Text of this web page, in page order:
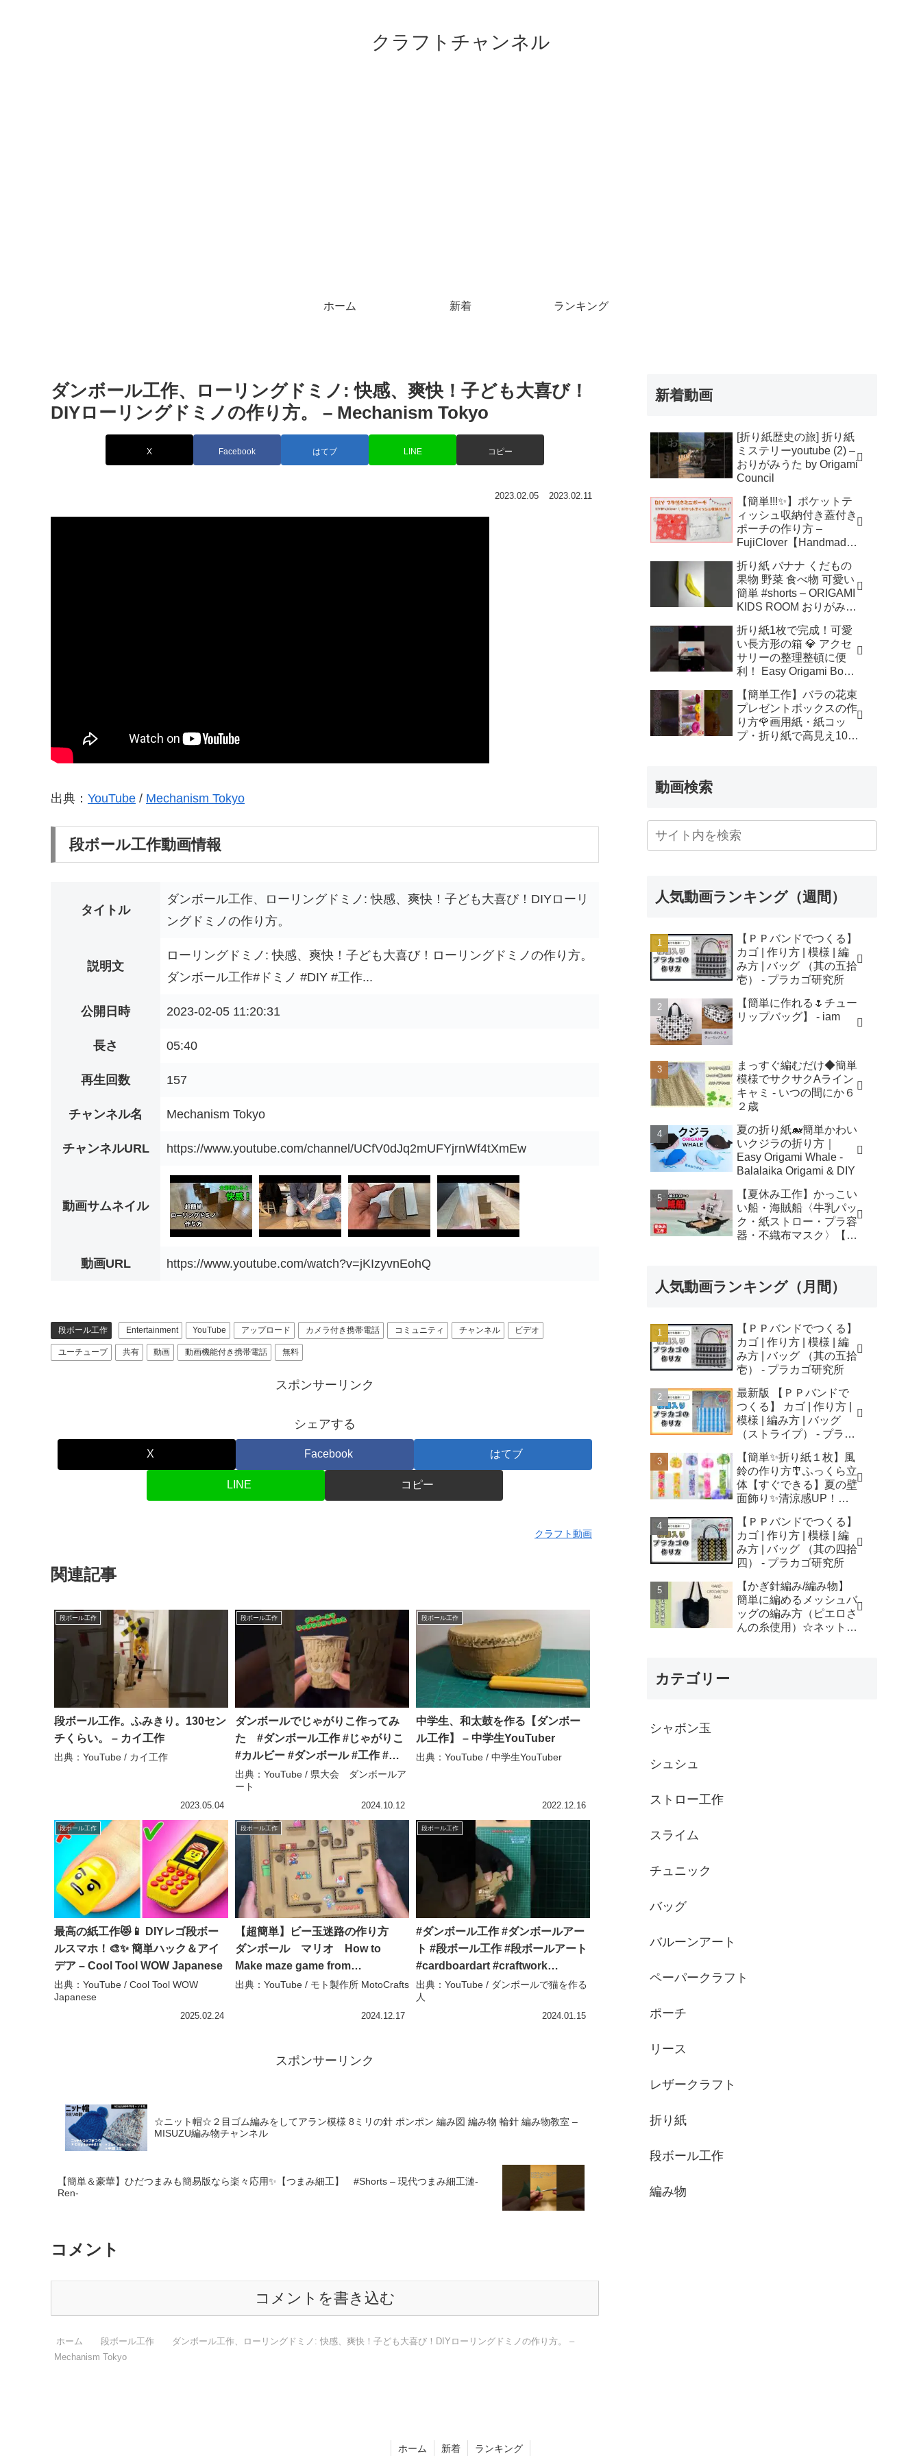
クラフトチャンネル
ホーム 新着 ランキング
ダンボール工作、ローリングドミノ: 快感、爽快！子ども大喜び！
DIYローリングドミノの作り方。 – Mechanism Tokyo
X Facebook はてブ LINE コピー
2023.02.05 2023.02.11
出典： YouTube / Mechanism Tokyo
段ボール工作動画情報
タイトル
ダンボール工作、ローリングドミノ: 快感、爽快！子ども大喜び！DIYローリ
ングドミノの作り方。
説明文
ローリングドミノ: 快感、爽快！子ども大喜び！ローリングドミノの作り方。
ダンボール工作#ドミノ #DIY #工作...
公開日時 2023-02-05 11:20:31
長さ 05:40
再生回数 157
チャンネル名 Mechanism Tokyo
チャンネルURL https://www.youtube.com/channel/UCfV0dJq2mUFYjrnWf4tXmEw
動画サムネイル
動画URL https://www.youtube.com/watch?v=jKIzyvnEohQ
段ボール工作 Entertainment YouTube アップロード カメラ付き携帯電話 コミュニティ チャンネル ビデオ
ユーチューブ 共有 動画 動画機能付き携帯電話 無料
スポンサーリンク
シェアする
X Facebook はてブ
LINE コピー
クラフト動画
関連記事
段ボール工作
段ボール工作。ふみきり。130セン
チくらい。 – カイ工作
出典：YouTube / カイ工作
2023.05.04
段ボール工作
ダンボールでじゃがりこ作ってみ
た #ダンボール工作 #じゃがりこ
#カルビー #ダンボール #工作 #段
ボール #art #shorts – 県大会 ダ
ンボールアート
出典：YouTube / 県大会 ダンボールア
ート
2024.10.12
段ボール工作
中学生、和太鼓を作る【ダンボー
ル工作】 – 中学生YouTuber
出典：YouTube / 中学生YouTuber
2022.12.16
段ボール工作
最高の紙工作😻📱 DIYレゴ段ボー
ルスマホ！🎨✨ 簡単ハック＆アイ
デア – Cool Tool WOW Japanese
出典：YouTube / Cool Tool WOW
Japanese
2025.02.24
段ボール工作
【超簡単】ビー玉迷路の作り方
ダンボール マリオ How to
Make maze game from
Cardboard – モト製作所
出典：YouTube / モト製作所 MotoCrafts
2024.12.17
段ボール工作
#ダンボール工作 #ダンボールアー
ト #段ボール工作 #段ボールアート
#cardboardart #craftwork
#cardboard #輪ゴム銃 #ブンブン
ハンドル #ブンブンジャー – ダン
出典：YouTube / ダンボールで猫を作る
人
2024.01.15
スポンサーリンク
☆ニット帽☆２目ゴム編みをしてアラン模様 8ミリの針 ポンポン 編み図 編み物 輪針 編み物教室 –
MISUZU編み物チャンネル
【簡単＆豪華】ひだつまみも簡易版なら楽々応用✨【つまみ細工】 #Shorts – 現代つまみ細工漣-
Ren-
コメント
コメントを書き込む
ホーム 段ボール工作
ダンボール工作、ローリングドミノ: 快感、爽快！子ども大喜び！DIYローリングドミノの作り方。 –
Mechanism Tokyo
新着動画
[折り紙歴史の旅] 折り紙
ミステリーyoutube (2) –
おりがみうた by Origami
Council
【簡単!!!✨】ポケットテ
ィッシュ収納付き蓋付き
ポーチの作り方 –
FujiClover【Handmade
折り紙 バナナ くだもの
果物 野菜 食べ物 可愛い
簡単 #shorts – ORIGAMI
KIDS ROOM おりがみキ
折り紙1枚で完成！可愛
い長方形の箱 💎 アクセ
サリーの整理整頓に便
利！ Easy Origami Box |
子 クリスマス 箱 は
こ – Origami hana’s
channel
【簡単工作】バラの花束
プレゼントボックスの作
り方🌹画用紙・紙コッ
プ・折り紙で高見え100
動画検索
人気動画ランキング（週間）
【ＰＰバンドでつくる】
カゴ | 作り方 | 模様 | 編
み方 | バッグ （其の五拾
壱） - プラカゴ研究所
【簡単に作れる🌷チュー
リップバッグ】 - iam
まっすぐ編むだけ◆簡単
模様でサクサクAライン
キャミ - いつの間にか６
２歳
夏の折り紙🐋簡単かわい
いクジラの折り方｜
Easy Origami Whale -
Balalaika Origami & DIY
【夏休み工作】かっこい
い船・海賊船〈牛乳パッ
ク・紙ストロー・プラ容
器・不織布マスク〉【自
人気動画ランキング（月間）
【ＰＰバンドでつくる】
カゴ | 作り方 | 模様 | 編
み方 | バッグ （其の五拾
壱） - プラカゴ研究所
最新版 【ＰＰバンドで
つくる】 カゴ | 作り方 |
模様 | 編み方 | バッグ
（ストライプ） - プラカ
【簡単✨折り紙１枚】風
鈴の作り方🎐ふっくら立
体【すぐできる】夏の壁
面飾り✨清涼感UP！無
Origami Wind Chimes -
はなみこと
【ＰＰバンドでつくる】
カゴ | 作り方 | 模様 | 編
み方 | バッグ （其の四拾
四） - プラカゴ研究所
【かぎ針編み/編み物】
簡単に編めるメッシュバ
ッグの編み方（ピエロさ
んの糸使用）☆ネットバ
カテゴリー
シャボン玉
シュシュ
ストロー工作
スライム
チュニック
バッグ
バルーンアート
ペーパークラフト
ポーチ
リース
レザークラフト
折り紙
段ボール工作
編み物
ホーム 新着 ランキング